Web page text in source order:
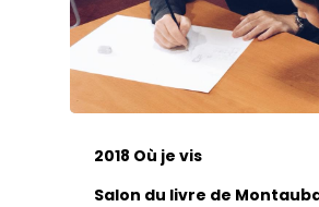
2018 Où je vis
Salon du livre de